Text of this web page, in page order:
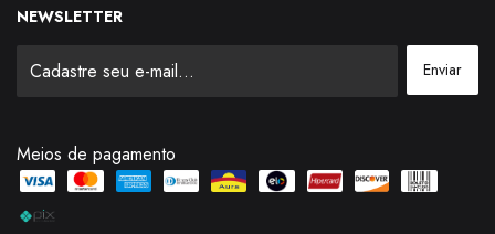
NEWSLETTER
Meios de pagamento